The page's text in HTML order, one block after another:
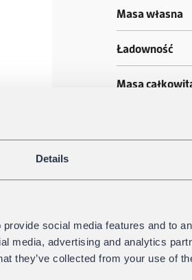
Details
social media features and to
media, advertising and analytics
they’ve collected from your use of
Masa własna
Ładowność
Masa
GALERIA